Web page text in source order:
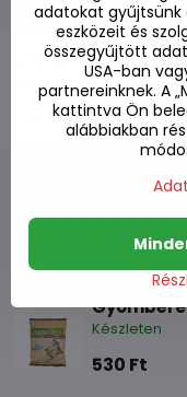
Leírás
Fórum 0
Alternatív
Készleten
530 Ft
adatokat gyűjtsünk
eszközeit és
összegyűjtött
USA-ban
partnereinknek. A
kattintva Ön
alábbiakban